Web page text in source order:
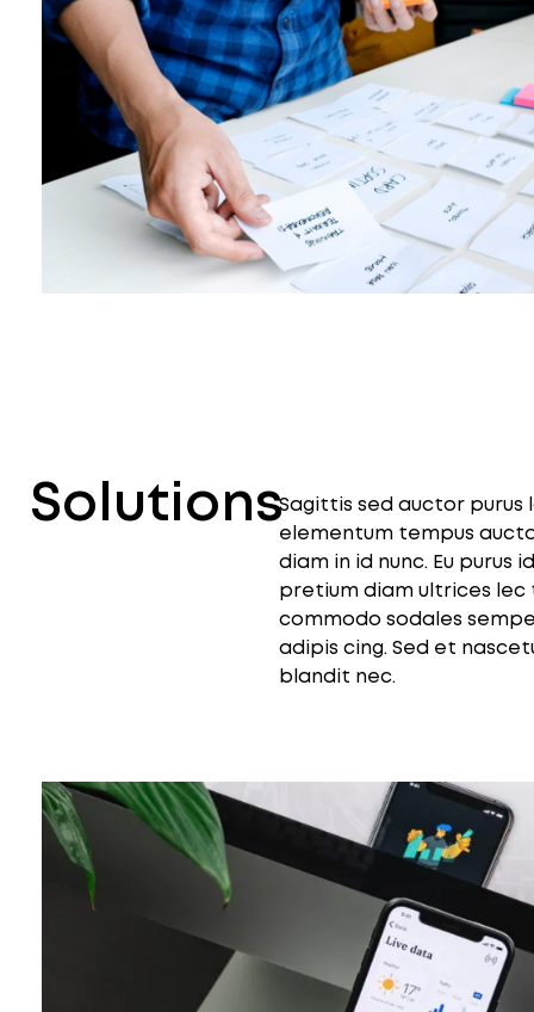
SolutionsSagittis sed auctor purus
elementum tempus
diam in id nunc. Eu purus
pretium diam ultrices lec
commodo sodales
adipis cing. Sed et
blandit nec.